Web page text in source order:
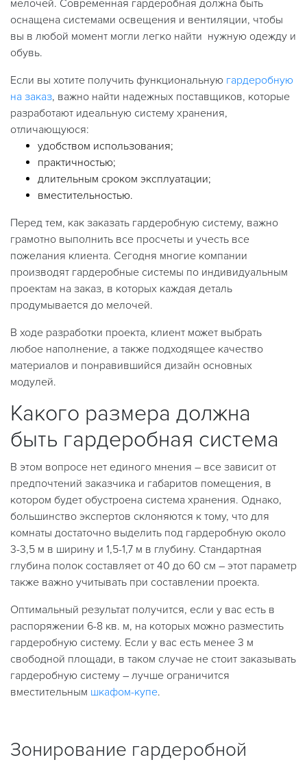
мелочей. Современная гардеробная должна быть
оснащена системами освещения и вентиляции, чтобы
вы в любой момент могли легко найти нужную одежду и
обувь.
Если вы хотите получить функциональную гардеробную
на заказ, важно найти надежных поставщиков, которые
разработают идеальную систему хранения,
отличающуюся:
удобством использования;
практичностью;
длительным сроком эксплуатации;
вместительностью.
Перед тем, как заказать гардеробную систему, важно
грамотно выполнить все просчеты и учесть все
пожелания клиента. Сегодня многие компании
производят гардеробные системы по индивидуальным
проектам на заказ, в которых каждая деталь
продумывается до мелочей.
В ходе разработки проекта, клиент может выбрать
любое наполнение, а также подходящее качество
материалов и понравившийся дизайн основных
модулей.
Какого размера должна
быть гардеробная система
В этом вопросе нет единого мнения – все зависит от
предпочтений заказчика и габаритов помещения, в
котором будет обустроена система хранения. Однако,
большинство экспертов склоняются к тому, что для
комнаты достаточно выделить под гардеробную около
3-3,5 м в ширину и 1,5-1,7 м в глубину. Стандартная
глубина полок составляет от 40 до 60 см – этот параметр
также важно учитывать при составлении проекта.
Оптимальный результат получится, если у вас есть в
распоряжении 6-8 кв. м, на которых можно разместить
гардеробную систему. Если у вас есть менее 3 м
свободной площади, в таком случае не стоит заказывать
гардеробную систему – лучше ограничится
вместительным шкафом-купе.
Зонирование гардеробной